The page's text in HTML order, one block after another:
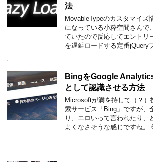
法
MovableTypeのカスタマイズ
になっている小粋空間さんで
ていたので反応してエントリ
を遅延ロードする定番jQuery
BingをGoogle
として認識させる方法
Microsoftが満を持して（？）
索サービス「Bing」ですが、
り、エロいって言われたり、
よくなさそうな感じですね。
…